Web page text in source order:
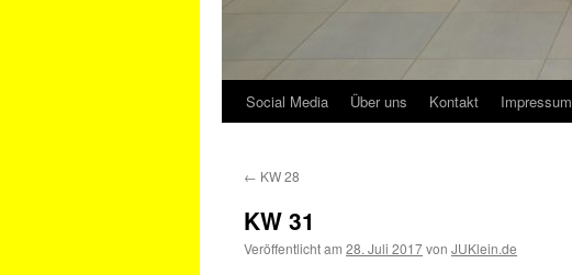
Social Media Über uns Kontakt Impressum
← KW 28
KW 31
Veröffentlicht am 28. Juli 2017von JUKlein.de